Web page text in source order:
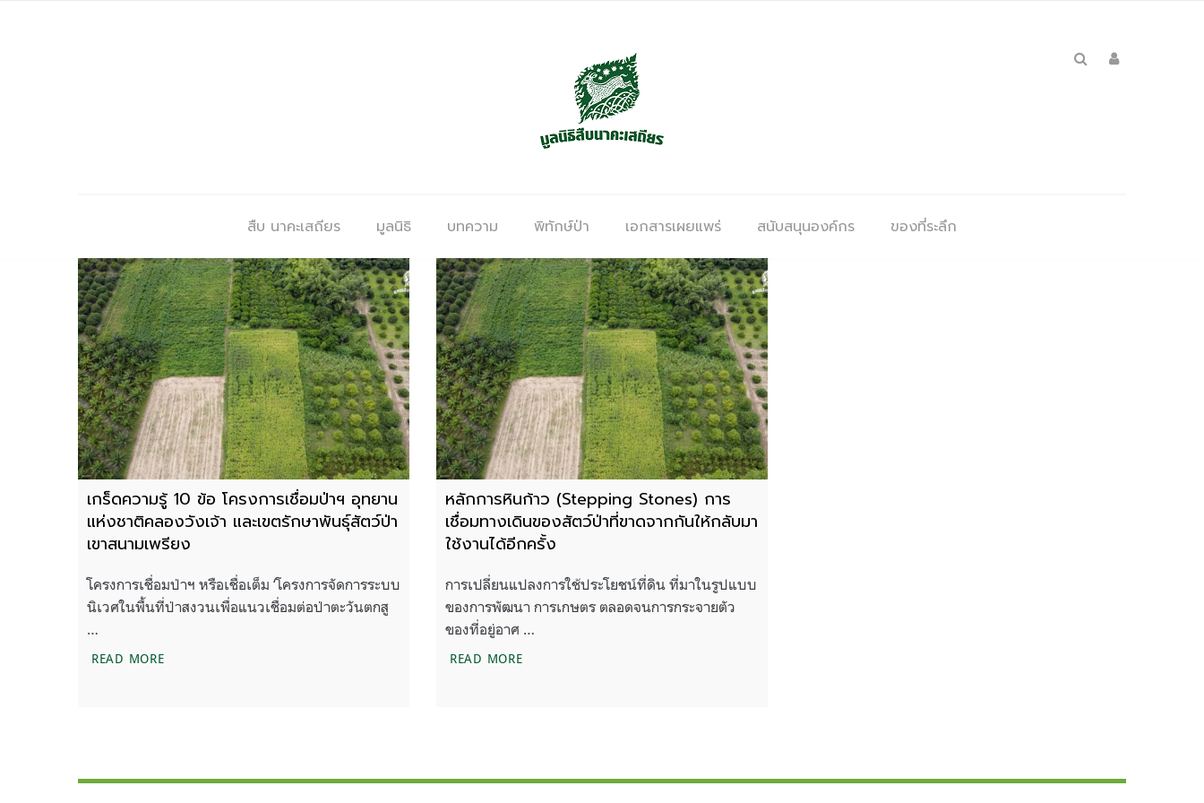
สืบ นาคะเสถียร มูลนิธิ บทความ พิทักษ์ป่า เอกสารเผยแพร่ สนับสนุนองค์กร ของที่ระลึก
เกร็ดความรู้ 10 ข้อ โครงการเชื่อมป่าฯ อุทยาน
แห่งชาติคลองวังเจ้า และเขตรักษาพันธุ์สัตว์ป่า
เขาสนามเพรียง
โครงการเชื่อมป่าฯ หรือเชื่อเต็ม ‘โครงการจัดการระบบ
นิเวศในพื้นที่ป่าสงวนเพื่อแนวเชื่อมต่อป่าตะวันตกสู
…
READ MOREเกร็ดความรู้ 10 ข้อ โครงการเชื่อมป่าฯ อุทยานแห่งชาติคลองวังเจ้า และเขตรักษาพันธุ์สัตว์ป่าเขาสนามเพรียง
หลักการหินก้าว (Stepping Stones) การ
เชื่อมทางเดินของสัตว์ป่าที่ขาดจากกันให้กลับมา
ใช้งานได้อีกครั้ง
การเปลี่ยนแปลงการใช้ประโยชน์ที่ดิน ที่มาในรูปแบบ
ของการพัฒนา การเกษตร ตลอดจนการกระจายตัว
ของที่อยู่อาศ …
READ MOREหลักการหินก้าว (STEPPING STONES) การเชื่อมทางเดินของสัตว์ป่าที่ขาดจากกันให้กลับมาใช้งานได้อีกครั้ง